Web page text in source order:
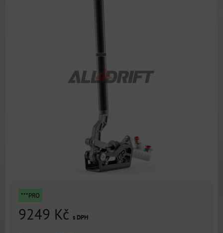
***PRO
9249 Kč s DPH